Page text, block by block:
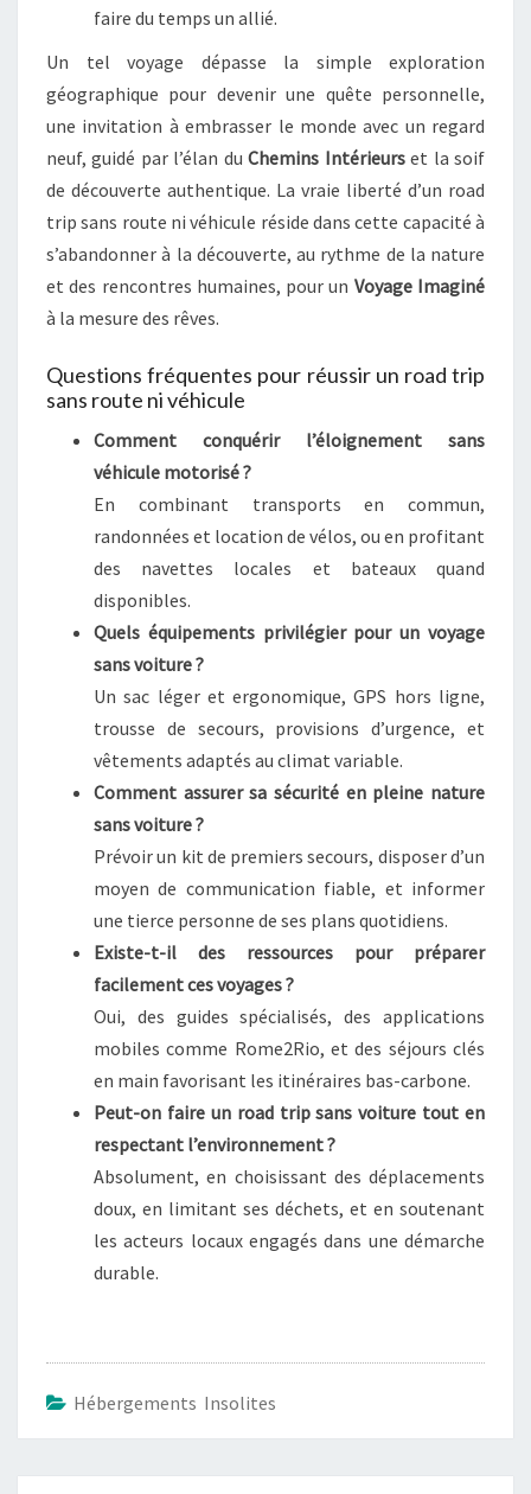
faire du temps un allié.
Un tel voyage dépasse la simple exploration
géographique pour devenir une quête personnelle,
une invitation à embrasser le monde avec un regard
neuf, guidé par l’élan duChemins Intérieurset la soif
de découverte authentique. La vraie liberté d’un road
trip sans route ni véhicule réside dans cette capacité à
s’abandonner à la découverte, au rythme de la nature
et des rencontres humaines, pour un Voyage Imaginé
à la mesure des rêves.
Questions fréquentes pour réussir un road trip
sans route ni véhicule
Comment conquérir l’éloignement sans
véhicule motorisé ?
En combinant transports en commun,
randonnées et location de vélos, ou en profitant
des navettes locales et bateaux quand
disponibles.
Quels équipements privilégier pour un voyage
sans voiture ?
Un sac léger et ergonomique, GPS hors ligne,
trousse de secours, provisions d’urgence, et
vêtements adaptés au climat variable.
Comment assurer sa sécurité en pleine nature
sans voiture ?
Prévoir un kit de premiers secours, disposer d’un
moyen de communication fiable, et informer
une tierce personne de ses plans quotidiens.
Existe-t-il des ressources pour préparer
facilement ces voyages ?
Oui, des guides spécialisés, des applications
mobiles comme Rome2Rio, et des séjours clés
en main favorisant les itinéraires bas-carbone.
Peut-on faire un road trip sans voiture tout en
respectant l’environnement ?
Absolument, en choisissant des déplacements
doux, en limitant ses déchets, et en soutenant
les acteurs locaux engagés dans une démarche
durable.
Hébergements Insolites